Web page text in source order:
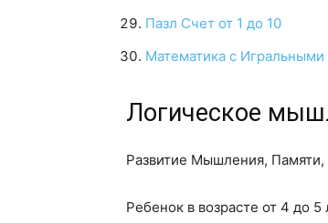
Пазл Счет от 1 до 10
Математика с
Логическое
Развитие Мышления,
Ребенок в возрасте от 4 до